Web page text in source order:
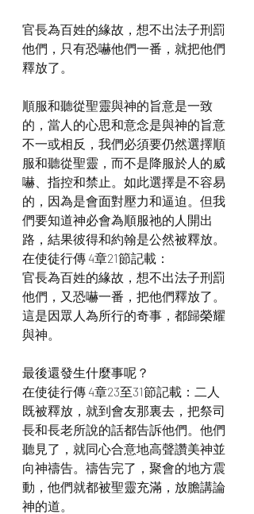
官長為百姓的緣故，想不出法子刑罰
他們，只有恐嚇他們一番，就把他們
釋放了。
順服和聽從聖靈與神的旨意是一致
的，當人的心思和意念是與神的旨意
不一或相反，我們必須要仍然選擇順
服和聽從聖靈，而不是降服於人的威
嚇、指控和禁止。如此選擇是不容易
的，因為是會面對壓力和逼迫。但我
們要知道神必會為順服祂的人開出
路，結果彼得和約翰是公然被釋放。
在使徒行傳 4章21節記載：
官長為百姓的緣故，想不出法子刑罰
他們，又恐嚇一番，把他們釋放了。
這是因眾人為所行的奇事，都歸榮耀
與神。
最後還發生什麼事呢？
在使徒行傳 4章23至31節記載：二人
既被釋放，就到會友那裏去，把祭司
長和長老所說的話都告訴他們。他們
聽見了，就同心合意地高聲讚美神並
向神禱告。禱告完了，聚會的地方震
動，他們就都被聖靈充滿，放膽講論
神的道。